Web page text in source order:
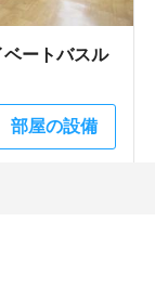
ートバスル
部屋の設備